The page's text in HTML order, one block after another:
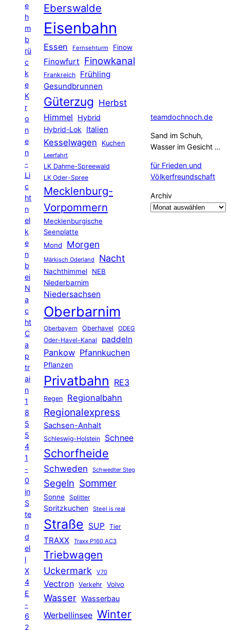
e
h
m
b
rü
c
k
e
K
r
o
n
e
n
-
Li
c
ht
n
el
k
e
n
b
ei
N
a
c
ht
C
a
p
tr
ai
n
1
8
5
5
4
1
-
0
in
S
te
n
d
el
l
X
4
E
-
6
2
Eberswalde
Eisenbahn
Essen Fernsehturm Finow
Finowfurt Finowkanal
Frankreich Frühling
Gesundbrunnen
Güterzug Herbst
Himmel
Hybrid
Hybrid-Lok Italien
Kesselwagen Kuchen
Leerfahrt
LK Dahme-Spreewald
LK Oder-Spree
Mecklenburg-
Vorpommern
Mecklenburgische
Seenplatte
Mond
Morgen
Märkisch Oderland Nacht
Nachthimmel
NEB
Niederbarnim
Niedersachsen
Oberbarnim
Oberbayern Oberhavel ODEG
Oder-Havel-Kanal paddeln
Pankow Pfannkuchen
Pflanzen
Privatbahn RE3
Regen Regionalbahn
Regionalexpress
Sachsen-Anhalt
Schleswig-Holstein Schnee
Schorfheide
Schweden Schwedter Steg
Segeln Sommer
Sonne Splitter
Spritzkuchen Steel is real
Straße SUP Tier
TRAXX Traxx P160 AC3
Triebwagen
Uckermark V70
Vectron Verkehr Volvo
Wasser Wasserbau
Werbellinsee Winter
teamdochnoch.de
Sand im Schuh,
Wasser im Gesicht …
für Frieden und
Völkerfreundschaft
Archiv